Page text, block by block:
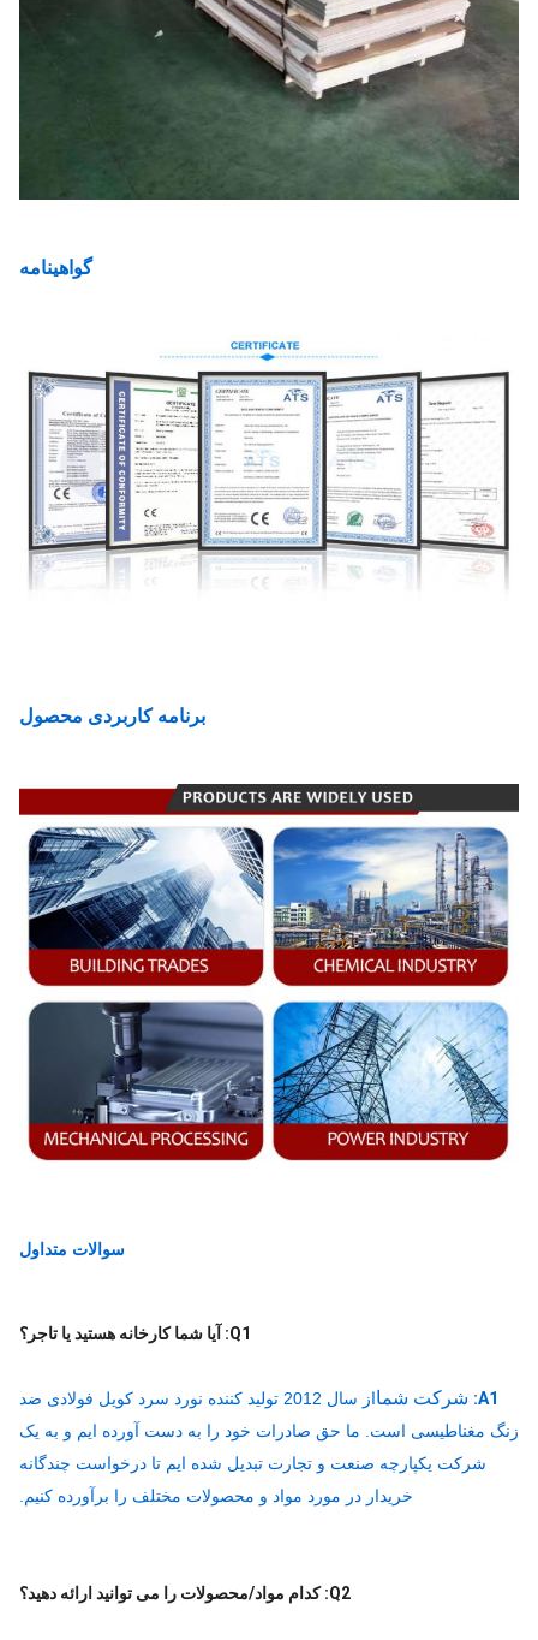
گواهینامه
برنامه کاربردی محصول
سوالات متداول
شرکت شما
از سال 2012 تولید کننده نورد سرد کویل فولادی ضد
مغناطیسی است. ما حق صادرات خود را به دست آورده ایم و به یک
شرکت یکپارچه صنعت و تجارت تبدیل شده ایم تا درخواست چندگانه
خریدار در مورد مواد و محصولات مختلف را برآورده کنیم.